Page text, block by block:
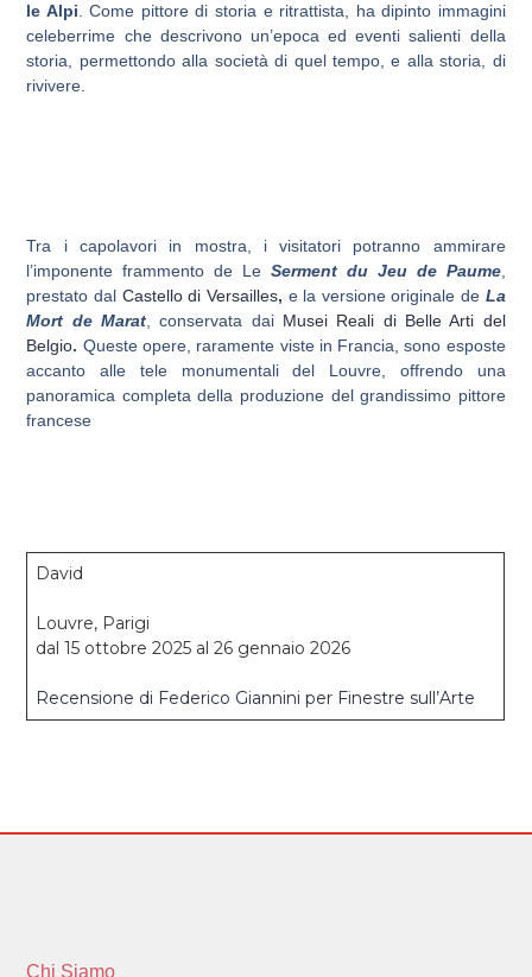
le Alpi . Come pittore di storia e ritrattista, ha dipinto immagini
celeberrime che descrivono un’epoca ed eventi salienti della
storia, permettondo alla società di quel tempo, e alla storia, di
rivivere.
Tra i capolavori in mostra, i visitatori potranno ammirare
l’imponente frammento de Le Serment du Jeu de Paume,
prestato dal Castello di Versailles, e la versione originale de La
Mort de Marat , conservata dai Musei Reali di Belle Arti del
Belgio. Queste opere, raramente viste in Francia, sono esposte
accanto alle tele monumentali del Louvre, offrendo una
panoramica completa della produzione del grandissimo pittore
francese
David
Louvre, Parigi
dal 15 ottobre 2025 al 26 gennaio 2026
Recensione di Federico Giannini per Finestre sull’Arte
Chi Siamo